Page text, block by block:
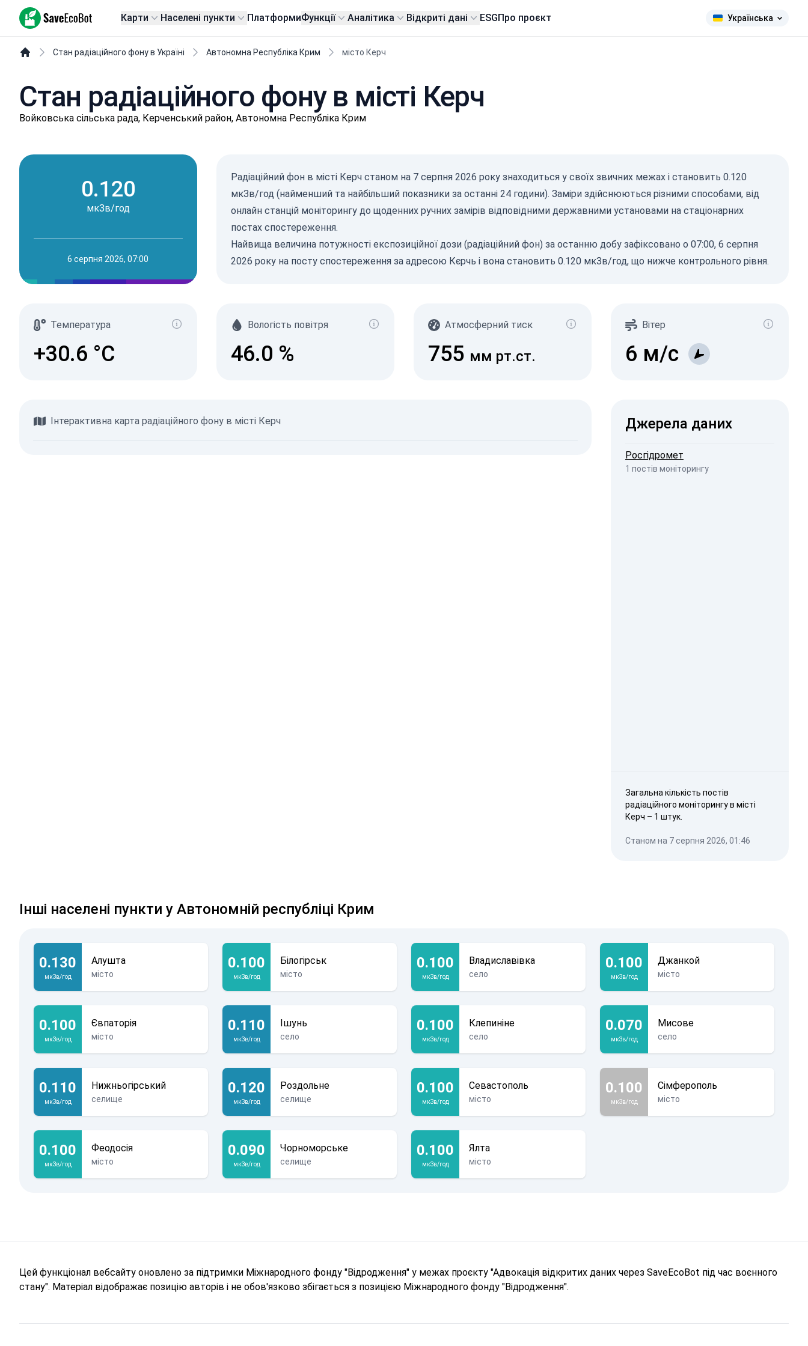
SaveEcoBot Карти Населені пункти ПлатформиФункції Аналітика Відкриті дані ESGПро проєкт Українська
Стан радіаційного фону в Україні Автономна Республіка Крим місто Керч
Стан радіаційного фону в місті Керч
Войковська сільська рада, Керченський район, Автономна Республіка Крим
0.120
мкЗв/год
6 серпня 2026, 07:00
Радіаційний фон в місті Керч станом на 7 серпня 2026 року знаходиться у своїх звичних межах і становить 0.120
мкЗв/год (найменший та найбільший показники за останні 24 години). Заміри здійснюються різними способами, від
онлайн станцій моніторингу до щоденних ручних замірів відповідними державними установами на стаціонарних
постах спостереження.
Найвища величина потужності експозиційної дози (радіаційний фон) за останню добу зафіксовано о 07:00, 6 серпня
2026 року на посту спостереження за адресою Кєрчь і вона становить 0.120 мкЗв/год, що нижче контрольного рівня.
Температура
+30.6 °C
Вологість повітря
46.0 %
Атмосферний тиск
755 мм рт.ст.
Вітер
6 м/с
Інтерактивна карта радіаційного фону в місті Керч
0.101-0.2
0.501-2
Джерела даних
Росгідромет
1 постів моніторингу
Загальна кількість постів
радіаційного моніторингу в місті
Керч – 1 штук.
Станом на 7 серпня 2026, 01:46
Інші населені пункти у Автономній республіці Крим
0.130
мкЗв/год
Алушта
місто
0.100
мкЗв/год
Білогірськ
місто
0.100
мкЗв/год
Владиславівка
село
0.100
мкЗв/год
Джанкой
місто
0.100
мкЗв/год
Євпаторія
місто
0.110
мкЗв/год
Ішунь
село
0.100
мкЗв/год
Клепиніне
село
0.070
мкЗв/год
Мисове
село
0.110
мкЗв/год
Нижньогірський
селище
0.120
мкЗв/год
Роздольне
селище
0.100
мкЗв/год
Севастополь
місто
0.100
мкЗв/год
Сімферополь
місто
0.100
мкЗв/год
Феодосія
місто
0.090
мкЗв/год
Чорноморське
селище
0.100
мкЗв/год
Ялта
місто
Цей функціонал вебсайту оновлено за підтримки Міжнародного фонду "Відродження" у межах проєкту "Адвокація відкритих даних через SaveEcoBot під час воєнного
стану". Матеріал відображає позицію авторів і не обов'язково збігається з позицією Міжнародного фонду "Відродження".